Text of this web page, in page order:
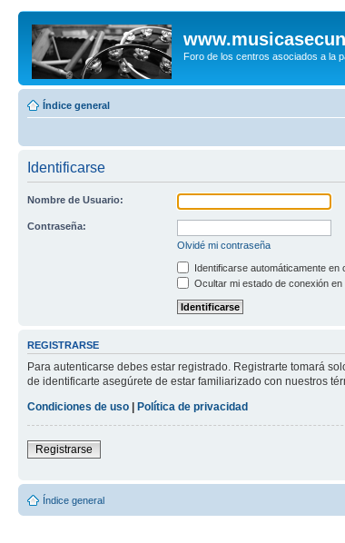
Foro de los centros asociados a la
Índice general
Identificarse
Nombre de Usuario:
Contraseña:
Olvidé mi contraseña
Identificarse automáticamente en
Ocultar mi estado de conexión
REGISTRARSE
Para autenticarse debes estar registrado. Registrarte tomará
de identificarte asegúrete de estar familiarizado con nuestros
Condiciones de uso | Política de privacidad
Registrarse
Índice general